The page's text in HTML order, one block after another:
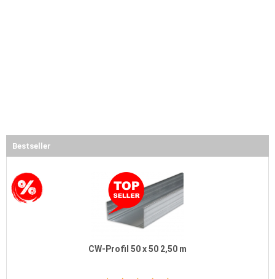
Bestseller
CW-Profil 50 x 50 2,50 m